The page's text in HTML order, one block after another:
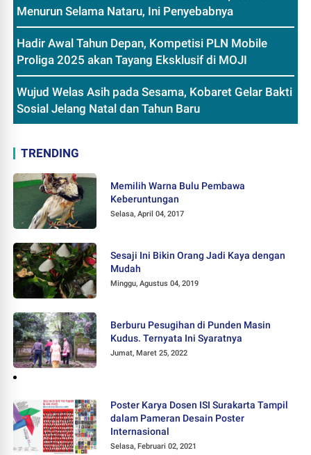
Menurun Selama Nataru, Ini Penyebabnya
Hadir Awal Tahun Depan, Kompetisi PLN Mobile
Proliga 2025 akan Tayang Eksklusif di MOJI
Wujud Welas Asih pada Sesama, Kobaret Gelar Bakti
Sosial Jelang Natal dan Tahun Baru
TRENDING
Memilih Warna Bulu Pembawa
Keberuntungan
Selasa, April 04, 2017
Sesaji Ini Bikin Orang Jadi Kaya dengan
Mudah
Minggu, Agustus 04, 2019
Berburu Pesugihan di Punden Masin
Kudus. Ternyata Ini Syaratnya
Jumat, Maret 25, 2022
Poster Karya Dosen ISI Surakarta Tampil
dalam Pameran Desain Poster
Internasional
Selasa, Februari 02, 2021